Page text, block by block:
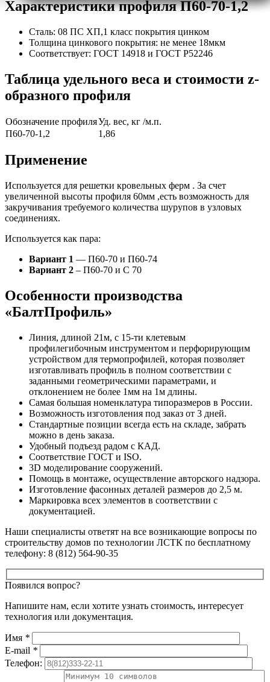
Характеристики профиля П60-70-1,2
Сталь: 08 ПС ХП,1 класс покрытия цинком
Толщина цинкового покрытия: не менее 18мкм
Соответствует: ГОСТ 14918 и ГОСТ Р52246
Таблица удельного веса и стоимости z-
образного профиля
Обозначение профиляУд. вес, кг /м.п.
П60-70-1,2
1,86
Применение
Используется для решетки кровельных ферм . За счет
увеличенной высоты профиля 60мм ,есть возможность для
закручивания требуемого количества шурупов в узловых
соединениях.
Используется как пара:
Вариант 1 — П60-70 и П60-74
Вариант 2 – П60-70 и С 70
Особенности производства
«БалтПрофиль»
Линия, длиной 21м, с 15-ти клетевым
профилегибочным инструментом и перфорирующим
устройством для термопрофилей, которая позволяет
изготавливать профиль в полном соответствии с
заданными геометрическими параметрами, и
отклонением не более 1мм на 1м длины.
Самая большая номенклатура типоразмеров в России.
Возможность изготовления под заказ от 3 дней.
Стандартные позиции всегда есть на складе, забрать
можно в день заказа.
Удобный подъезд радом с КАД.
Соответствие ГОСТ и ISO.
3D моделирование сооружений.
Помощь в монтаже, осуществление авторского надзора.
Изготовление фасонных деталей размеров до 2,5 м.
Маркировка всех элементов в соответствии с
документацией.
Наши специалисты ответят на все возникающие вопросы по
строительству домов по технологии ЛСТК по бесплатному
телефону: 8 (812) 564-90-35
Появился вопрос?
Напишите нам, если хотите узнать стоимость, интересует
технология или документация.
Имя *
E-mail *
Телефон: